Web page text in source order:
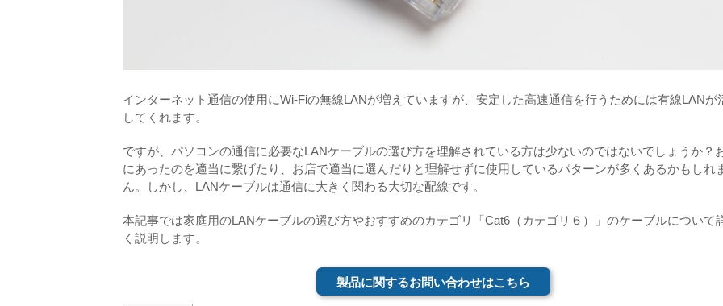
インターネット通信の使用にWi-Fiの無線LANが増えていますが、安定した高速通信を行うためには有線LANが
してくれます。
ですが、パソコンの通信に必要なLANケーブルの選び方を理解されている方は少ないのではないでしょうか？
にあったのを適当に繋げたり、お店で適当に選んだりと理解せずに使用しているパターンが多くあるかもしれ
ん。しかし、LANケーブルは通信に大きく関わる大切な配線です。
本記事では家庭用のLANケーブルの選び方やおすすめのカテゴリ「Cat6（カテゴリ６）」のケーブルについて
く説明します。
製品に関するお問い合わせはこちら